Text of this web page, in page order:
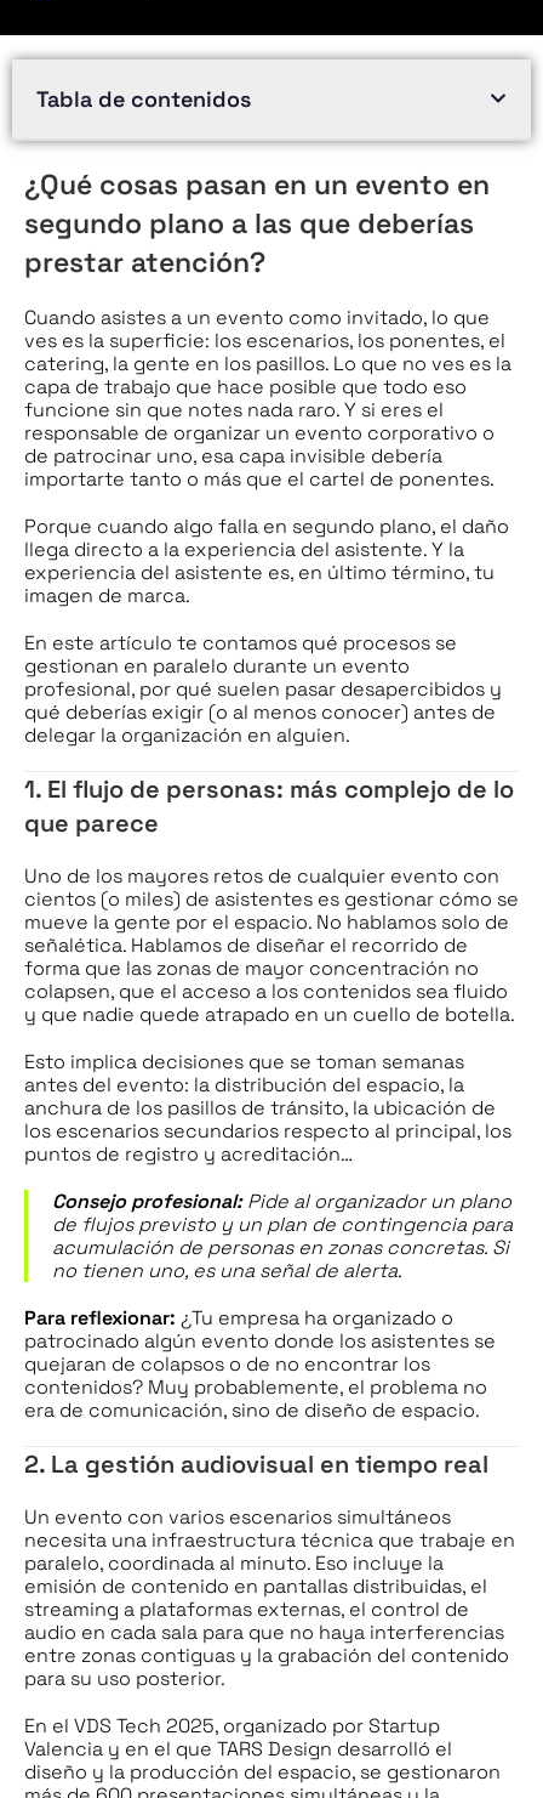
Tabla de contenidos
¿Qué cosas pasan en un evento en
segundo plano a las que deberías
prestar atención?
Cuando asistes a un evento como invitado, lo que
ves es la superficie: los escenarios, los ponentes, el
catering, la gente en los pasillos. Lo que no ves es la
capa de trabajo que hace posible que todo eso
funcione sin que notes nada raro. Y si eres el
responsable de organizar un evento corporativo o
de patrocinar uno, esa capa invisible debería
importarte tanto o más que el cartel de ponentes.
Porque cuando algo falla en segundo plano, el daño
llega directo a la experiencia del asistente. Y la
experiencia del asistente es, en último término, tu
imagen de marca.
En este artículo te contamos qué procesos se
gestionan en paralelo durante un evento
profesional, por qué suelen pasar desapercibidos y
qué deberías exigir (o al menos conocer) antes de
delegar la organización en alguien.
1. El flujo de personas: más complejo de lo
que parece
Uno de los mayores retos de cualquier evento con
cientos (o miles) de asistentes es gestionar cómo se
mueve la gente por el espacio. No hablamos solo de
señalética. Hablamos de diseñar el recorrido de
forma que las zonas de mayor concentración no
colapsen, que el acceso a los contenidos sea fluido
y que nadie quede atrapado en un cuello de botella.
Esto implica decisiones que se toman semanas
antes del evento: la distribución del espacio, la
anchura de los pasillos de tránsito, la ubicación de
los escenarios secundarios respecto al principal, los
puntos de registro y acreditación…
Consejo profesional:Pide al organizador un plano
de flujos previsto y un plan de contingencia para
acumulación de personas en zonas concretas. Si
no tienen uno, es una señal de alerta.
Para reflexionar: ¿Tu empresa ha organizado o
patrocinado algún evento donde los asistentes se
quejaran de colapsos o de no encontrar los
contenidos? Muy probablemente, el problema no
era de comunicación, sino de diseño de espacio.
2. La gestión audiovisual en tiempo real
Un evento con varios escenarios simultáneos
necesita una infraestructura técnica que trabaje en
paralelo, coordinada al minuto. Eso incluye la
emisión de contenido en pantallas distribuidas, el
streaming a plataformas externas, el control de
audio en cada sala para que no haya interferencias
entre zonas contiguas y la grabación del contenido
para su uso posterior.
En el VDS Tech 2025, organizado por Startup
Valencia y en el que TARS Design desarrolló el
diseño y la producción del espacio, se gestionaron